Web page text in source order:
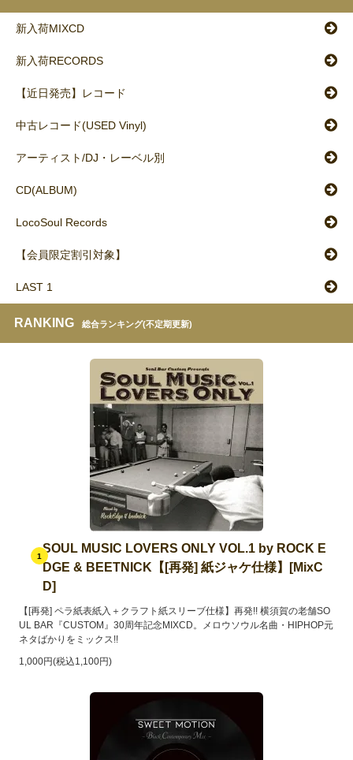
新入荷MIXCD
新入荷RECORDS
【近日発売】レコード
中古レコード(USED Vinyl)
アーティスト/DJ・レーベル別
CD(ALBUM)
LocoSoul Records
【会員限定割引対象】
LAST 1
RANKING 総合ランキング(不定期更新)
1
SOUL MUSIC LOVERS ONLY VOL.1 by ROCK E
DGE & BEETNICK【[再発] 紙ジャケ仕様】[MixC
D]
【[再発] ペラ紙表紙入＋クラフト紙スリーブ仕様】再発!! 横須賀の老舗SO
UL BAR『CUSTOM』30周年記念MIXCD。メロウソウル名曲・HIPHOP元
ネタばかりをミックス!!
1,000円(税込1,100円)